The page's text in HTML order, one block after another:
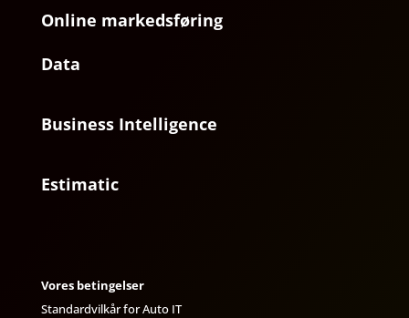
Online markedsføring
Data
Business Intelligence
Estimatic
Vores betingelser
Standardvilkår for Auto IT